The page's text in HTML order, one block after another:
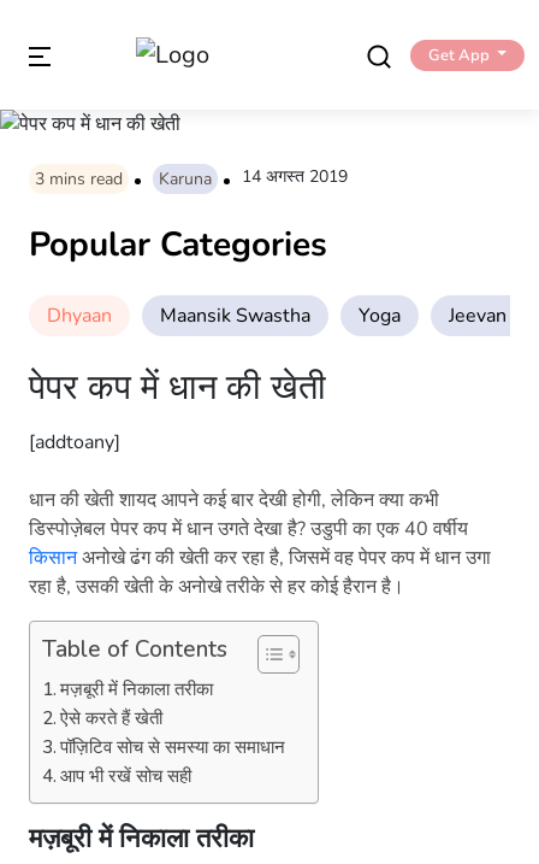
Get App
3 mins read Karuna 14 अगस्त 2019
Popular Categories
Dhyaan Maansik Swastha Yoga Jeevan
पेपर कप में धान की खेती
[addtoany]
धान की खेती शायद आपने कई बार देखी होगी, लेकिन क्या कभी
डिस्पोज़ेबल पेपर कप में धान उगते देखा है? उडुपी का एक 40 वर्षीय
किसानअनोखे ढंग की खेती कर रहा है, जिसमें वह पेपर कप में धान उगा
रहा है, उसकी खेती के अनोखे तरीके से हर कोई हैरान है।
Table of Contents
मज़बूरी में निकाला तरीका
ऐसे करते हैं खेती
पॉज़िटिव सोच से समस्या का समाधान
आप भी रखें सोच सही
मज़बूरी में निकाला तरीका